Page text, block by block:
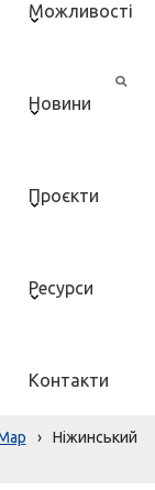
Можливості
Новини
Проєкти
Ресурси
Контакти
›
Ніжинський